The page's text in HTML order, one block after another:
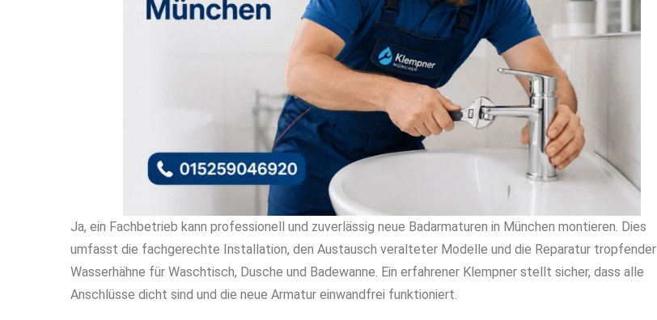
Ja, ein Fachbetrieb kann professionell und zuverlässig neue Badarmaturen in München montieren. Dies
umfasst die fachgerechte Installation, den Austausch veralteter Modelle und die Reparatur tropfender
Wasserhähne für Waschtisch, Dusche und Badewanne. Ein erfahrener Klempner stellt sicher, dass alle
Anschlüsse dicht sind und die neue Armatur einwandfrei funktioniert.